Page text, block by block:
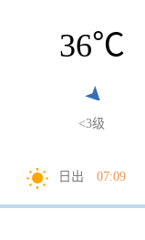
36℃
<3级
日出 07:09